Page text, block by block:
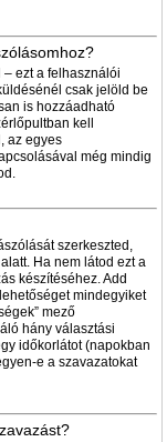
ezt a felhasználói
csak jelöld be
is hozzáadható
kell
az egyes
még mindig
szerkeszted,
Ha nem látod ezt a
készítéséhez. Add
mindegyiket
mező
hány választási
időkorlátot (napokban
e a szavazatokat